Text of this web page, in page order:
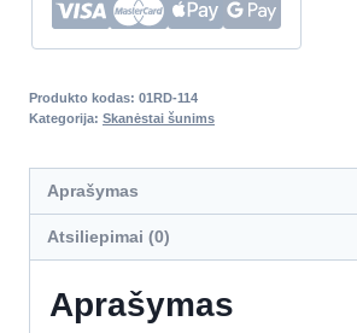
Produkto kodas: 01RD-114
Kategorija: Skanėstai šunims
Aprašymas
Atsiliepimai (0)
Aprašymas